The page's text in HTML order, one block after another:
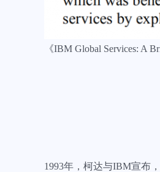
《IBM Global Services: A
1993年，柯达与IBM宣布